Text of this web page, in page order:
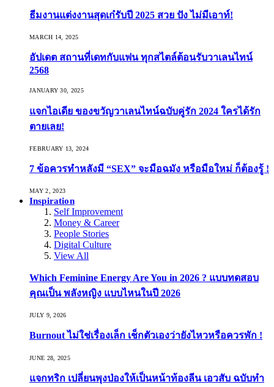
ธีมงานแต่งงานสุดเก๋รับปี 2025 สวย ปัง ไม่มีเอาท์!
MARCH 14, 2025
อัปเดต สถานที่เดทกับแฟน ทุกสไตล์ต้อนรับวาเลนไทน์
2568
JANUARY 30, 2025
แจกไอเดีย ของขวัญวาเลนไทน์ฉบับคู่รัก 2024 ใครได้รัก
ตายเลย!
FEBRUARY 13, 2024
7 ข้อควรทำหลังมี “SEX” จะมือฉมัง หรือมือใหม่ ก็ต้องรู้ !
MAY 2, 2023
Inspiration
Self Improvement
Money & Career
People Stories
Digital Culture
View All
Which Feminine Energy Are You in 2026 ? แบบทดสอบ
คุณเป็น พลังหญิง แบบไหนในปี 2026
JULY 9, 2026
Burnout ไม่ใช่เรื่องเล็ก เช็กตัวเองว่ายังไหวหรือควรพัก !
JUNE 28, 2025
แจกทริก เปลี่ยนพุงป่องให้เป็นหน้าท้องลีน เอวสับ ฉบับทำ